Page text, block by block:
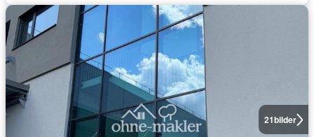
21bilder